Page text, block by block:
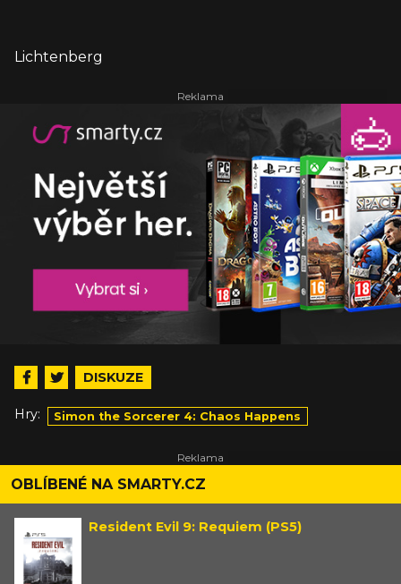
Lichtenberg
DISKUZE
Hry: Simon the Sorcerer 4: Chaos Happens
OBLÍBENÉ NA SMARTY.CZ
Resident Evil 9: Requiem (PS5)